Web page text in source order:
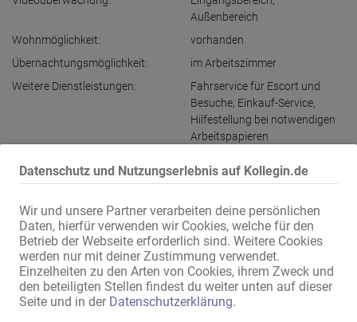
Datenschutz und Nutzungserlebnis auf Kollegin.de
Wir und unsere Partner verarbeiten deine persönlichen
Daten, hierfür verwenden wir Cookies, welche für den
Betrieb der Webseite erforderlich sind. Weitere Cookies
werden nur mit deiner Zustimmung verwendet.
Einzelheiten zu den Arten von Cookies, ihrem Zweck und
den beteiligten Stellen findest du weiter unten auf dieser
Seite und in der Datenschutzerklärung.
Außenbereich
Wohnmöglichkeit:
vorhanden
Übernachtungsmöglichkeit:
im Arbeitszimmer
Weitere Dienstleistungen:
Fahrservice für Escort und
Besuche, Einkauf-Service,
Hilfestellung bei notwendigen
Arbeitspapieren
Adressen-Ausstattung
Internet:
über WLAN
Eigene Klingel:
vorhanden
Bild am Eingang:
Gegensprechanlage:
mit Kamera
im Appartement:
SAT-TV,Waschbecken